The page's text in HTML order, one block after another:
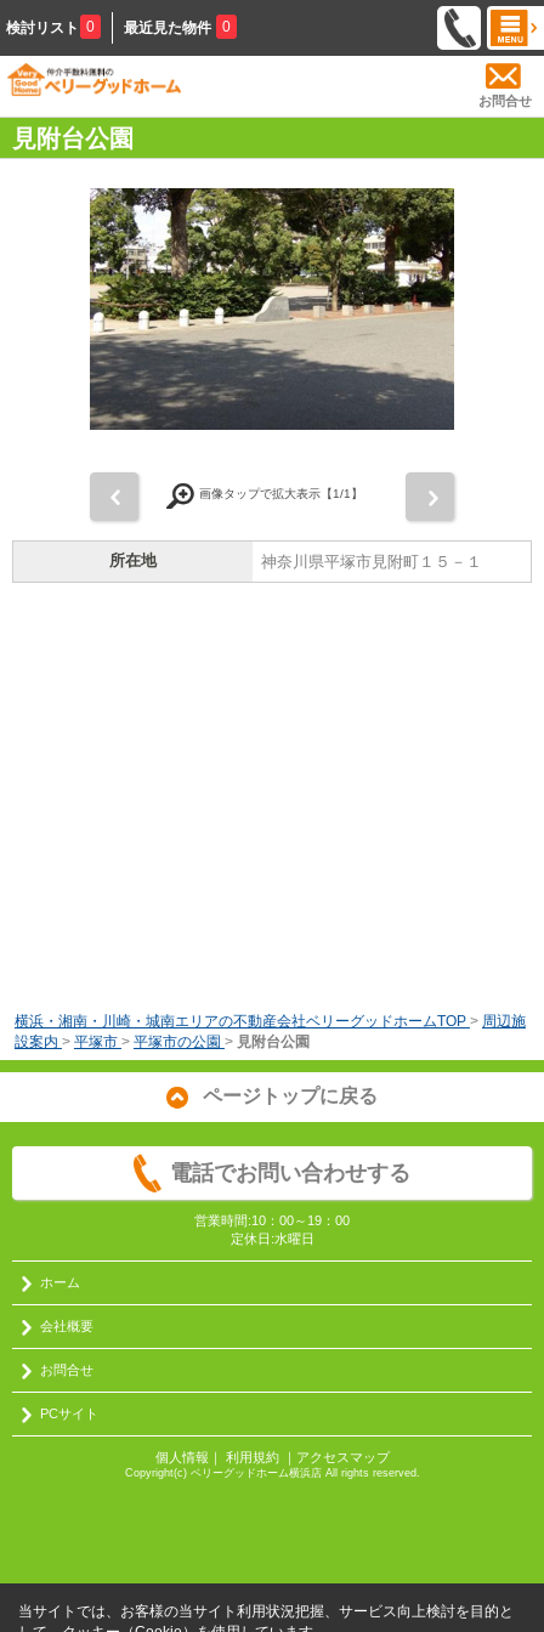
検討リスト 0 最近見た物件 0
お問合せ
見附台公園
画像タップで拡大表示【1/1】
所在地 神奈川県平塚市見附町１５－１
横浜・湘南・川崎・城南エリアの不動産会社ベリーグッドホームTOP > 周辺施
設案内 > 平塚市 > 平塚市の公園 > 見附台公園
ページトップに戻る
電話でお問い合わせする
営業時間:10：00～19：00
定休日:水曜日
ホーム
会社概要
お問合せ
PCサイト
個人情報 ｜ 利用規約｜ アクセスマップ
Copyright(c) ベリーグッドホーム横浜店 All rights reserved.
当サイトでは、お客様の当サイト利用状況把握、サービス向上検討を目的と